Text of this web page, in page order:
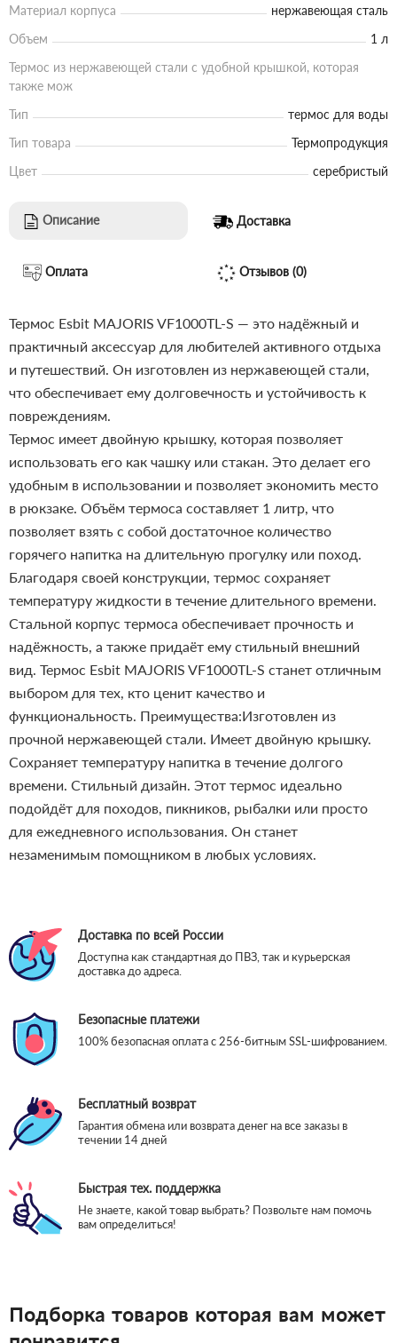
Материал корпуса
нержавеющая сталь
Объем
1 л
Термос из нержавеющей стали с удобной крышкой, которая
также мож
Тип
термос для воды
Тип товара
Термопродукция
Цвет
серебристый
Описание Доставка
Оплата Отзывов (0)
Термос Esbit MAJORIS VF1000TL-S — это надёжный и
практичный аксессуар для любителей активного отдыха
и путешествий. Он изготовлен из нержавеющей стали,
что обеспечивает ему долговечность и устойчивость к
повреждениям.
Термос имеет двойную крышку, которая позволяет
использовать его как чашку или стакан. Это делает его
удобным в использовании и позволяет экономить место
в рюкзаке. Объём термоса составляет 1 литр, что
позволяет взять с собой достаточное количество
горячего напитка на длительную прогулку или поход.
Благодаря своей конструкции, термос сохраняет
температуру жидкости в течение длительного времени.
Стальной корпус термоса обеспечивает прочность и
надёжность, а также придаёт ему стильный внешний
вид. Термос Esbit MAJORIS VF1000TL-S станет отличным
выбором для тех, кто ценит качество и
функциональность. Преимущества:Изготовлен из
прочной нержавеющей стали. Имеет двойную крышку.
Сохраняет температуру напитка в течение долгого
времени. Стильный дизайн. Этот термос идеально
подойдёт для походов, пикников, рыбалки или просто
для ежедневного использования. Он станет
незаменимым помощником в любых условиях.
Доставка по всей России
Доступна как стандартная до ПВЗ, так и курьерская
доставка до адреса.
Безопасные платежи
100% безопасная оплата с 256-битным SSL-шифрованием.
Бесплатный возврат
Гарантия обмена или возврата денег на все заказы в
течении 14 дней
Быстрая тех. поддержка
Не знаете, какой товар выбрать? Позвольте нам помочь
вам определиться!
Подборка товаров которая вам может